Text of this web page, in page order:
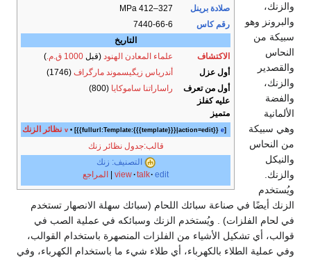
صلادة برينل
327–412 MPa
رقم كاس
7440-66-6
التاريخ
الاكتشاف
علماء المعادن الهنود (قبل 1000 ق.م.
)
أول عزل
أندرياس زيگيسموند مارگراف (1746)
أول من تعرف
عليه كفلز
متميز
راساراتنا ساموكايا (800)
نظائر الزنك v• [{{fullurl:Template:{{{template}}}|action=edit}} e]
قالب:جدول نظائر زنك
التصنيف: زنك
view talk edit
| المراجع
والزنك،
والبرونز وهو
سبيكة من
النحاس
والقصدير
والزنك،
والفضة
الألمانية
وهي سبيكة
من النحاس
والنيكل
والزنك.
ويُستخدم
الزنك أيضًا في صناعة سبائك اللحام (سبائك سهلة الانصهار تستخدم
في لحام الفلزات) . ويُستخدم الزنك وسبائكه في عملية الصب في
قوالب، أي تشكيل الأشياء من الفلزات المنصهرة باستخدام القوالب،
وفي عملية الطلاء بالكهرباء، أي طلاء شيء ما باستخدام الكهرباء، وفي